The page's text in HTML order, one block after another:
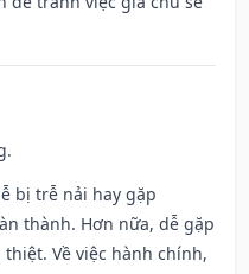
bị trễ nải hay gặp
thành. Hơn nữa, dễ gặp
Về việc hành chính,